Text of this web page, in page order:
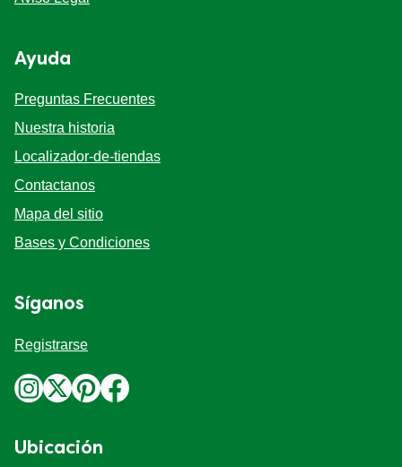
Preguntas Frecuentes
Nuestra historia
Localizador-de-tiendas
Contactanos
Mapa del sitio